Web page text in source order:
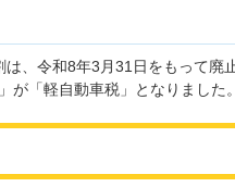
、令和8年3月31日をもって廃
「軽自動車税」となりました。